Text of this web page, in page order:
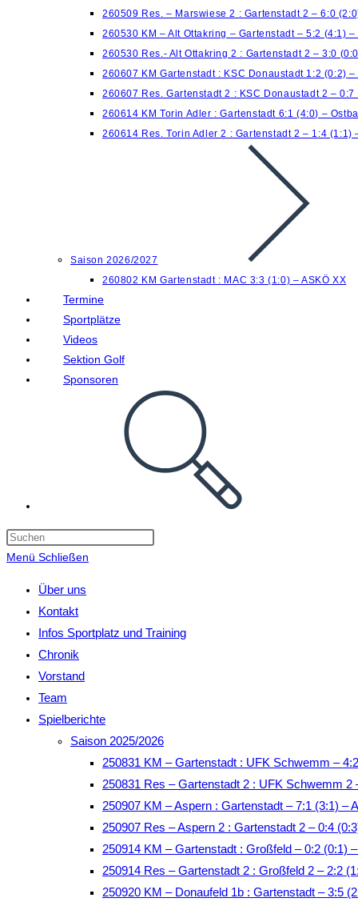
260509 Res. – Marswiese 2 : Gartenstadt 2 – 6:0
260530 KM – Alt Ottakring – Gartenstadt – 5:2 (4:1)
260530 Res.- Alt Ottakring 2 : Gartenstadt 2 – 3:0
260607 KM Gartenstadt : KSC Donaustadt 1:2 (0:2) –
260607 Res. Gartenstadt 2 : KSC Donaustadt 2 – 0:7
260614 KM Torin Adler : Gartenstadt 6:1 (4:0) –
260614 Res. Torin Adler 2 : Gartenstadt 2 – 1:4 (1:1)
Saison 2026/2027
260802 KM Gartenstadt : MAC 3:3 (1:0) – ASKÖ XX
Termine
Sportplätze
Videos
Sektion Golf
Sponsoren
Menü Schließen
Über uns
Kontakt
Infos Sportplatz und Training
Chronik
Vorstand
Team
Spielberichte
Saison 2025/2026
250831 KM – Gartenstadt : UFK Schwemm –
250831 Res – Gartenstadt 2 : UFK Schwemm 2
250907 KM – Aspern : Gartenstadt – 7:1 (3:1) –
250907 Res – Aspern 2 : Gartenstadt 2 – 0:4
250914 KM – Gartenstadt : Großfeld – 0:2 (0:1)
250914 Res – Gartenstadt 2 : Großfeld 2 – 2:2
250920 KM – Donaufeld 1b : Gartenstadt – 3:5